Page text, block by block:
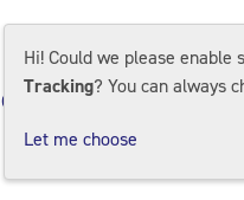
Contact
KPO
Kinderopvang
Hi! Could we please
Tracking? You can always
Let me choose